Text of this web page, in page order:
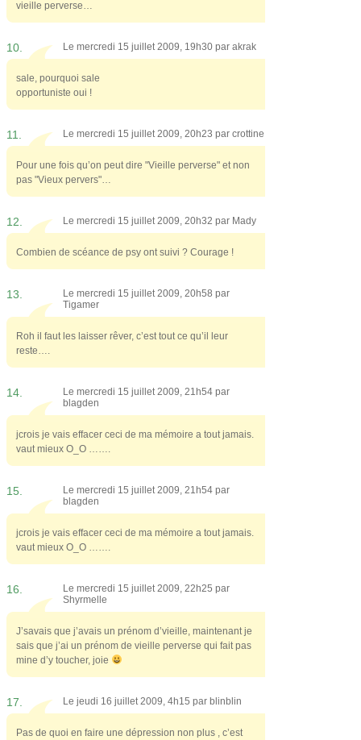
vieille perverse…
10. Le mercredi 15 juillet 2009, 19h30 par akrak
sale, pourquoi sale
opportuniste oui !
11. Le mercredi 15 juillet 2009, 20h23 par crottine
Pour une fois qu’on peut dire "Vieille perverse" et non
pas "Vieux pervers"…
12. Le mercredi 15 juillet 2009, 20h32 par Mady
Combien de scéance de psy ont suivi ? Courage !
13.
Le mercredi 15 juillet 2009, 20h58 par
Tigamer
Roh il faut les laisser rêver, c’est tout ce qu’il leur
reste….
14.
Le mercredi 15 juillet 2009, 21h54 par
blagden
jcrois je vais effacer ceci de ma mémoire a tout jamais.
vaut mieux O_O …….
15.
Le mercredi 15 juillet 2009, 21h54 par
blagden
jcrois je vais effacer ceci de ma mémoire a tout jamais.
vaut mieux O_O …….
16.
Le mercredi 15 juillet 2009, 22h25 par
Shyrmelle
J’savais que j’avais un prénom d’vieille, maintenant je
sais que j’ai un prénom de vieille perverse qui fait pas
mine d’y toucher, joie
17. Le jeudi 16 juillet 2009, 4h15 par blinblin
Pas de quoi en faire une dépression non plus , c’est